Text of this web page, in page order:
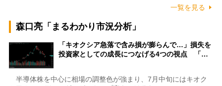
一覧を見る
森口亮「まるわかり市況分析」
「キオクシア急落で含み損が膨らんで…」損失を
投資家としての成長につなげる4つの視点 「…
半導体株を中心に相場の調整色が強まり、7月中旬にはキオク